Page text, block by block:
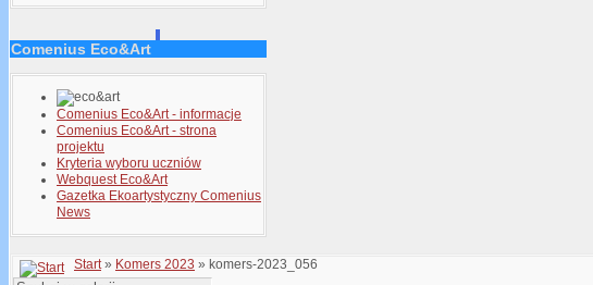
Comenius Eco&Art
Comenius Eco&Art - informacje
Comenius Eco&Art - strona
projektu
Kryteria wyboru uczniów
Webquest Eco&Art
Gazetka Ekoartystyczny Comenius
News
Start» Komers 2023 » komers-2023_056